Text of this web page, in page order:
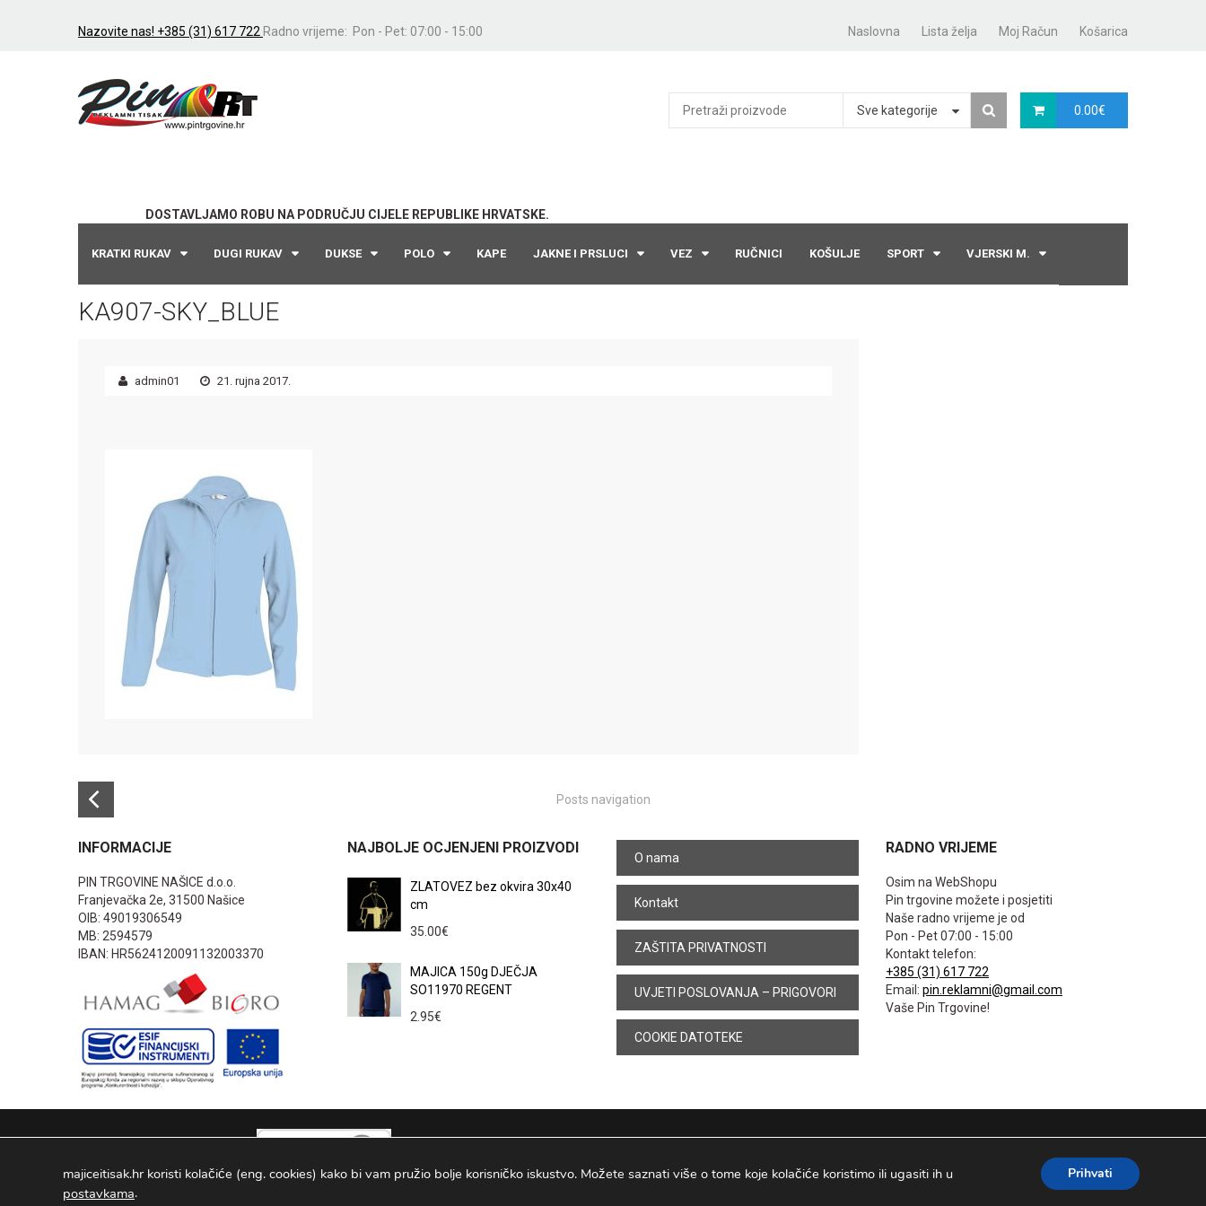
Nazovite nas! +385 (31) 617 722 Radno vrijeme: Pon - Pet: 07:00 - 15:00 Naslovna Lista želja Moj Račun Košarica
DOSTAVLJAMO ROBU NA PODRUČJU CIJELE REPUBLIKE HRVATSKE.
0.00€
Sve kategorije
KRATKI RUKAV DUGI RUKAV DUKSE POLO KAPE JAKNE I PRSLUCI VEZ RUČNICI KOŠULJE SPORT VJERSKI M.
KA907-SKY_BLUE
admin01 21. rujna 2017.
Posts navigation
INFORMACIJE
PIN TRGOVINE NAŠICE d.o.o.
Franjevačka 2e, 31500 Našice
OIB: 49019306549
MB: 2594579
IBAN: HR5624120091132003370
NAJBOLJE OCJENJENI PROIZVODI
ZLATOVEZ bez okvira 30x40
cm
35.00€
MAJICA 150g DJEČJA
SO11970 REGENT
2.95€
O nama
Kontakt
ZAŠTITA PRIVATNOSTI
UVJETI POSLOVANJA – PRIGOVORI
COOKIE DATOTEKE
RADNO VRIJEME
Osim na WebShopu
Pin trgovine možete i posjetiti
Naše radno vrijeme je od
Pon - Pet 07:00 - 15:00
Kontakt telefon:
+385 (31) 617 722
Email: pin.reklamni@gmail.com
Vaše Pin Trgovine!
PIN TRGOVINE
majiceitisak.hr koristi kolačiće (eng. cookies) kako bi vam pružio bolje korisničko iskustvo. Možete saznati više o tome koje kolačiće koristimo ili ugasiti ih u
postavkama.
Prihvati